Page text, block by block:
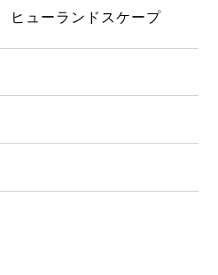
ューランドスケープ